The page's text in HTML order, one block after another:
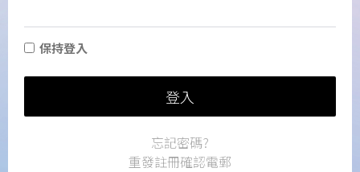
保持登入
登入
忘記密碼?
重發註冊確認電郵